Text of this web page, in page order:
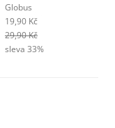
Globus
19,90 Kč
29,90 Kč
sleva 33%